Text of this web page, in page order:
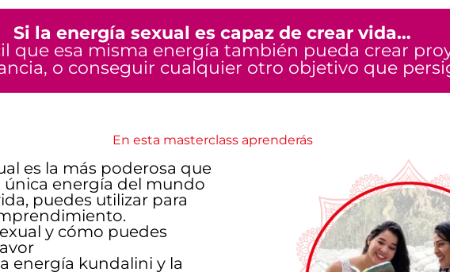
Si la energía sexual es capaz de crear vida…
que esa misma energía también pueda crear
o conseguir cualquier otro objetivo que
En esta masterclass aprenderás
es la más poderosa que
única energía del mundo
puedes utilizar para
y cómo puedes
energía kundalini y la